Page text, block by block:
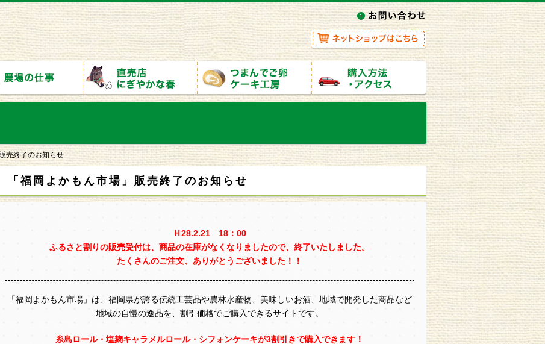
売終了のお知らせ
「福岡よかもん市場」販売終了のお知らせ
Ｈ28.2.21 18：00
ふるさと割りの販売受付は、商品の在庫がなくなりましたので、終了いたしました。
たくさんのご注文、ありがとうございました！！
「福岡よかもん市場」は、福岡県が誇る伝統工芸品や農林水産物、美味しいお酒、地域で開発した商品など
地域の自慢の逸品を、割引価格でご購入できるサイトです。
糸島ロール・塩麹キャラメルロール・シフォンケーキが3割引きで購入できます！